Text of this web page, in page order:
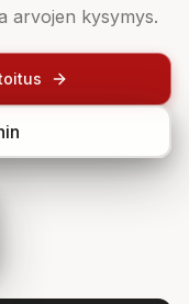
arvojen kysymys.